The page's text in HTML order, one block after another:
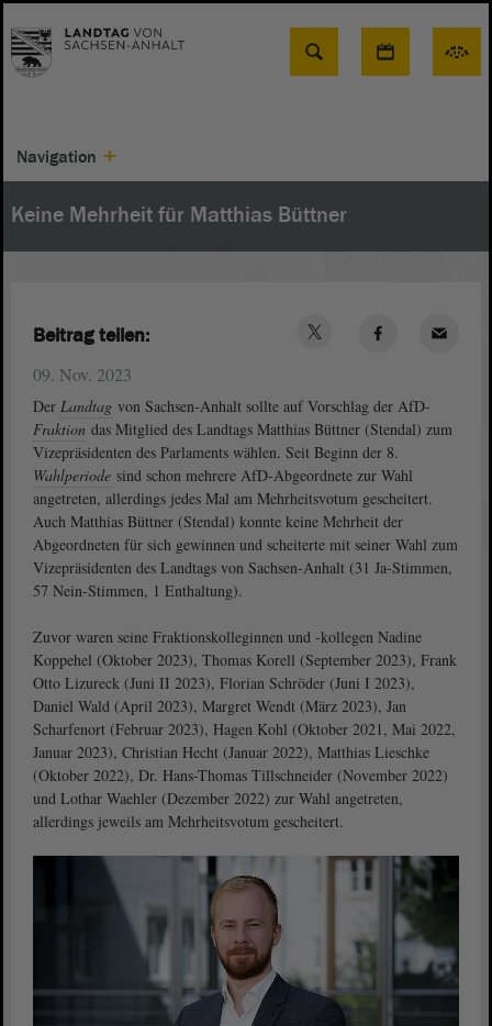
Suche
Navigation
Keine Mehrheit für Matthias Büttner
09. Nov. 2023
Der Landtag von Sachsen-Anhalt sollte auf Vorschlag der AfD-
Fraktion das Mitglied des Landtags Matthias Büttner (Stendal) zum
Vizepräsidenten des Parlaments wählen. Seit Beginn der 8.
Wahlperiode sind schon mehrere AfD-Abgeordnete zur Wahl
angetreten, allerdings jedes Mal am Mehrheitsvotum gescheitert.
Auch Matthias Büttner (Stendal) konnte keine Mehrheit der
Abgeordneten für sich gewinnen und scheiterte mit seiner Wahl zum
Vizepräsidenten des Landtags von Sachsen-Anhalt (31 Ja-Stimmen,
57 Nein-Stimmen, 1 Enthaltung).
Zuvor waren seine Fraktionskolleginnen und -kollegen Nadine
Koppehel (Oktober 2023), Thomas Korell (September 2023), Frank
Otto Lizureck (Juni II 2023), Florian Schröder (Juni I 2023),
Daniel Wald (April 2023), Margret Wendt (März 2023), Jan
Scharfenort (Februar 2023), Hagen Kohl (Oktober 2021, Mai 2022,
Januar 2023), Christian Hecht (Januar 2022), Matthias Lieschke
(Oktober 2022), Dr. Hans-Thomas Tillschneider (November 2022)
und Lothar Waehler (Dezember 2022) zur Wahl angetreten,
allerdings jeweils am Mehrheitsvotum gescheitert.
Beitrag teilen: